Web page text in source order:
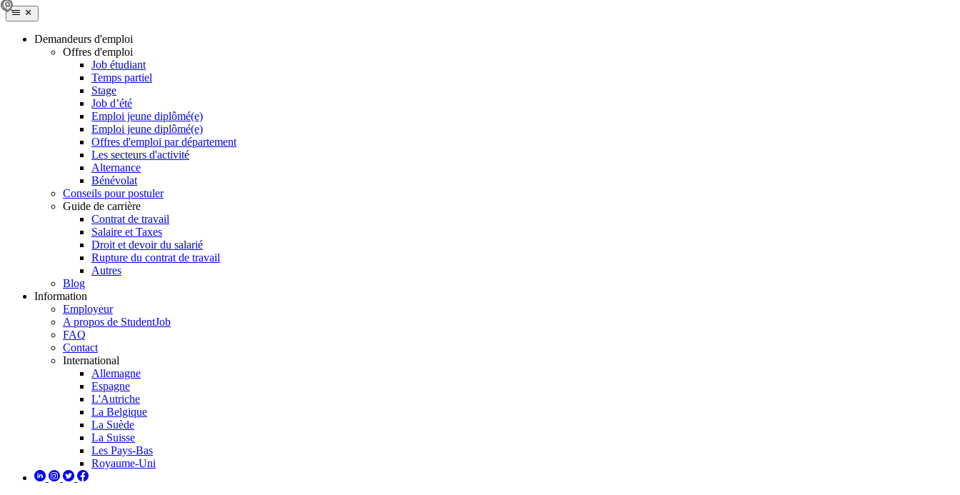
Demandeurs d'emploi
Offres d'emploi
Job étudiant
Temps partiel
Stage
Job d’été
Emploi jeune diplômé(e)
Emploi jeune diplômé(e)
Offres d'emploi par département
Les secteurs d'activité
Alternance
Bénévolat
Conseils pour postuler
Guide de carrière
Contrat de travail
Salaire et Taxes
Droit et devoir du salarié
Rupture du contrat de travail
Autres
Blog
Information
Employeur
A propos de StudentJob
FAQ
Contact
International
Allemagne
Espagne
L'Autriche
La Belgique
La Suède
La Suisse
Les Pays-Bas
Royaume-Uni